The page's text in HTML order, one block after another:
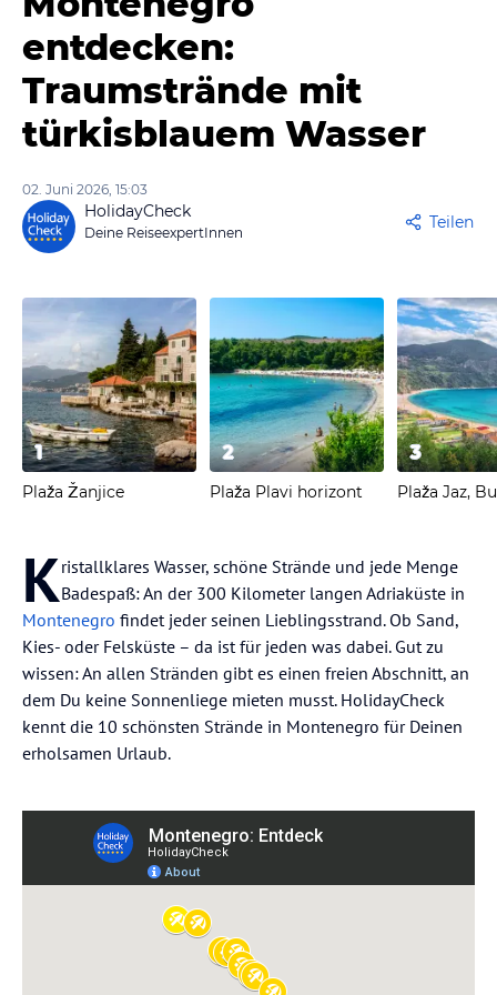
entdecken:
Traumstrände mit
türkisblauem Wasser
02. Juni 2026, 15:03
HolidayCheck
Deine ReiseexpertInnen
Teilen
1
Plaža Žanjice
2
Plaža Plavi horizont
3
Plaža Jaz,
Kristallklares Wasser, schöne Strände und jede Menge
Badespaß: An der 300 Kilometer langen Adriaküste in
Montenegro findet jeder seinen Lieblingsstrand. Ob Sand,
Kies- oder Felsküste – da ist für jeden was dabei. Gut zu
wissen: An allen Stränden gibt es einen freien Abschnitt, an
dem Du keine Sonnenliege mieten musst. HolidayCheck
kennt die 10 schönsten Strände in Montenegro für Deinen
erholsamen Urlaub.